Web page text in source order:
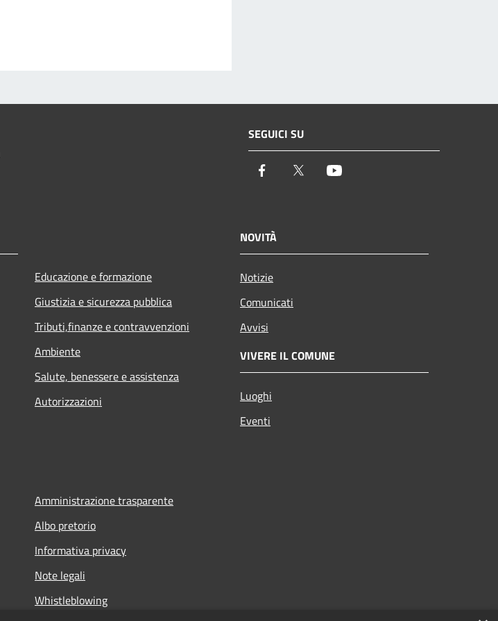
SEGUICI SU
Facebook Twitter
Educazione e formazione
Giustizia e sicurezza pubblica
Tributi,finanze e contravvenzioni
Ambiente
Salute, benessere e assistenza
Autorizzazioni
NOVITÀ
Notizie
Comunicati
Avvisi
VIVERE IL COMUNE
Luoghi
Eventi
Amministrazione trasparente
Albo pretorio
Informativa privacy
Note legali
Whistleblowing